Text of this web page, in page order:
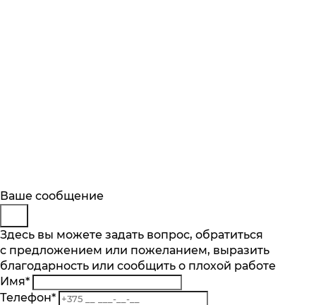
Описание
Основные характеристики
Категория
Для холодильников
Производитель
Bosch
Будьте в курсе
Подпишитесь на последние обновления
и узнавайте о новинках и специальных
предложениях первыми
Подписаться
Заказ обратного звонка
Представьтесь
Телефон*
Комментарий
Ваше сообщение
Здесь вы можете задать вопрос, обратиться
с предложением или пожеланием, выразить
благодарность или сообщить о плохой работе
Имя*
Телефон*